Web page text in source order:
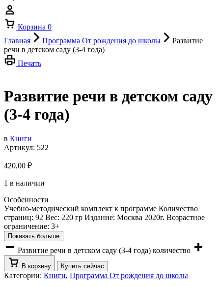
Корзина 0
Главная
Программа От рождения до школы
Развитие
речи в детском саду (3-4 года)
Печать
Развитие речи в детском саду
(3-4 года)
в Книги
Артикул: 522
420,00 ₽
1 в наличии
Особенности
Учебно-методический комплект к программе Количество
страниц: 92 Вес: 220 гр Издание: Москва 2020г. Возрастное
ограничение: 3+
Показать больше
Развитие речи в детском саду (3-4 года) количество
В корзину Купить сейчас
Категории: Книги, Программа От рождения до школы